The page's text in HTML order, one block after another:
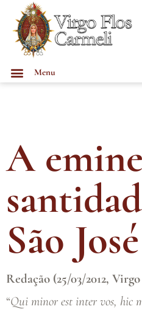
Menu
A
São José
Redação (25/03/2012,
“Qui minor est inter vos, hic